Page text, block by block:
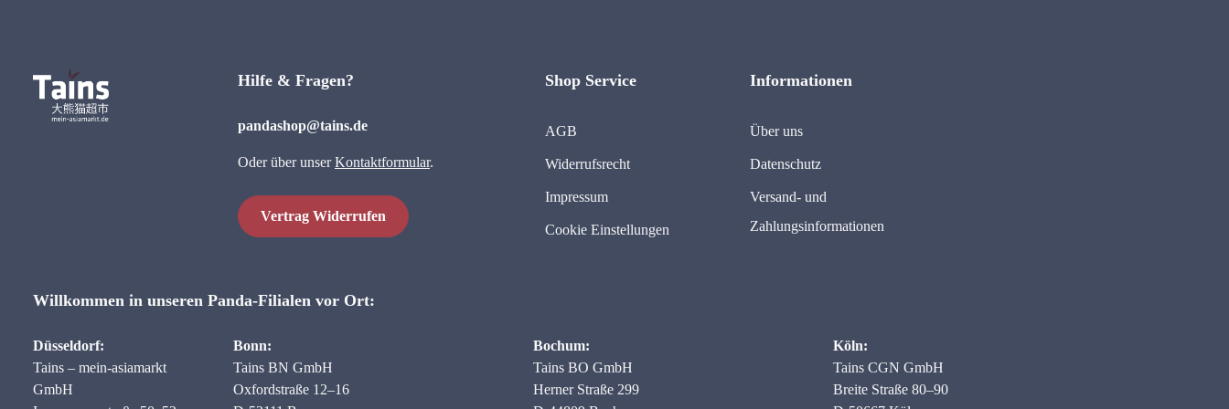
Willkommen in unseren Panda-Filialen vor Ort:
Düsseldorf:
Tains – mein-asiamarkt
GmbH
Bonn:
Tains BN GmbH
Oxfordstraße 12–16
Bochum:
Tains BO GmbH
Herner Straße 299
Köln:
Tains CGN GmbH
Breite Straße 80–90
Hilfe & Fragen?
pandashop@tains.de
Oder über unserKontaktformular.
Vertrag Widerrufen
Shop Service
AGB
Widerrufsrecht
Impressum
Cookie Einstellungen
Informationen
Über uns
Datenschutz
Versand- und
Zahlungsinformationen